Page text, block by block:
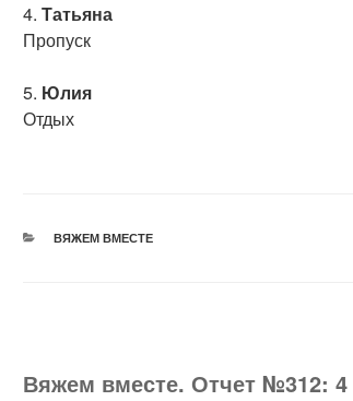
4. Татьяна
Пропуск
5. Юлия
Отдых
РУБРИКИ
ВЯЖЕМ ВМЕСТЕ
Вяжем вместе. Отчет №312: